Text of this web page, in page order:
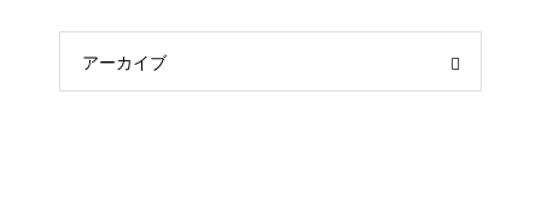
アーカイブ